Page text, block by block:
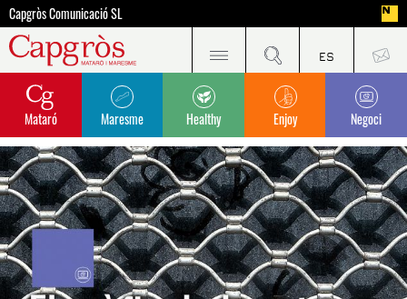
Capgròs Comunicació SL
Mataró Maresme Healthy Enjoy Negoci